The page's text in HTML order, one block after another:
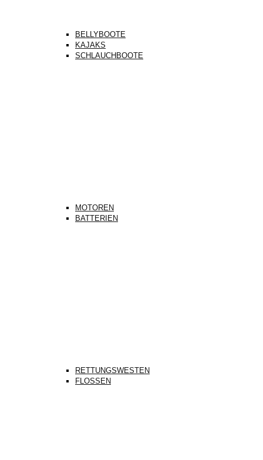
BELLYBOOTE
KAJAKS
SCHLAUCHBOOTE
MOTOREN
BATTERIEN
RETTUNGSWESTEN
FLOSSEN